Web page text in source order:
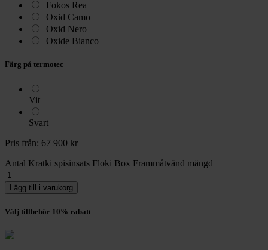
Fokos Rea
Oxid Camo
Oxid Nero
Oxide Bianco
Färg på termotec
Vit
Svart
Pris från: 67 900 kr
Antal Kratki spisinsats Floki Box Frammåtvänd mängd
Lägg till i varukorg
Välj tillbehör 10% rabatt